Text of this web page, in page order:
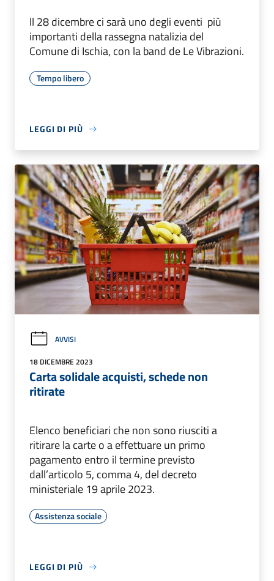
ll 28 dicembre ci sarà uno degli eventi più
importanti della rassegna natalizia del
Comune di Ischia, con la band de Le Vibrazioni.
Tempo libero
LEGGI DI PIÙ
AVVISI
18 DICEMBRE 2023
Carta solidale acquisti, schede non
ritirate
Elenco beneficiari che non sono riusciti a
ritirare la carte o a effettuare un primo
pagamento entro il termine previsto
dall’articolo 5, comma 4, del decreto
ministeriale 19 aprile 2023.
Assistenza sociale
LEGGI DI PIÙ